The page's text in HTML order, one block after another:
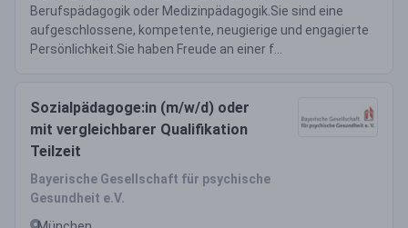
Berufspädagogik oder Medizinpädagogik.Sie sind eine
aufgeschlossene, kompetente, neugierige und engagierte
Persönlichkeit.Sie haben Freude an einer f...
Sozialpädagoge:in (m/w/d) oder
mit vergleichbarer Qualifikation
Teilzeit
Bayerische Gesellschaft für psychische
Gesundheit e.V.